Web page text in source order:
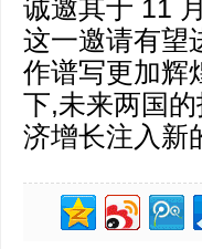
诚邀其于 11
这一邀请有望
作谱写更加辉
下,未来两国
济增长注入新